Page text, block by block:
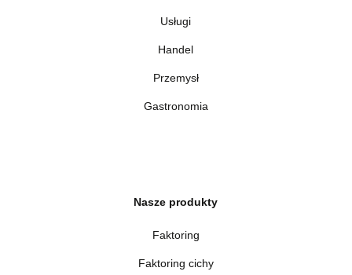
Usługi
Handel
Przemysł
Gastronomia
Nasze produkty
Faktoring
Faktoring cichy